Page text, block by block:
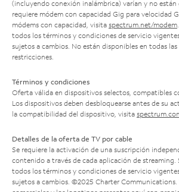
(incluyendo conexión inalámbrica) varían y no están
requiere módem con capacidad Gig para velocidad
módems con capacidad, visita spectrum.net/modem
todos los términos y condiciones de servicio
sujetos a cambios. No están disponibles en todas las
restricciones.
Términos y condiciones
Oferta válida en dispositivos selectos, compatibles
Los dispositivos deben desbloquearse antes de su
la compatibilidad del dispositivo, visita
Detalles de la oferta de TV por cable
Se requiere la activación de una suscripción
contenido a través de cada aplicación de streaming.
todos los términos y condiciones de servicio
sujetos a cambios. ©2025 Charter Communications.